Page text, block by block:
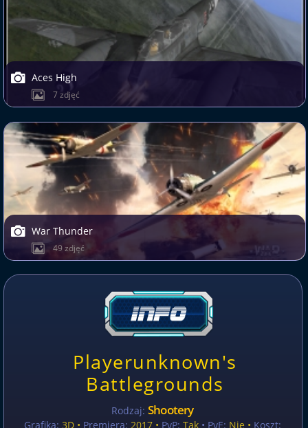
Aces High
7 zdjęć
War Thunder
49 zdjęć
Playerunknown's
Battlegrounds
Rodzaj: Shootery
Grafika: 3D • Premiera: 2017 • PvP: Tak• PvE: Nie • Koszt: